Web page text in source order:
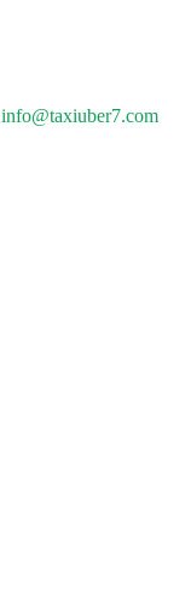
info@taxiuber7.com